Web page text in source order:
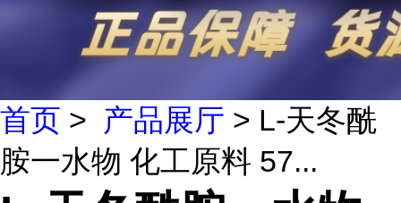
首页 > 产品展厅 > L-天冬酰
胺一水物 化工原料 57...